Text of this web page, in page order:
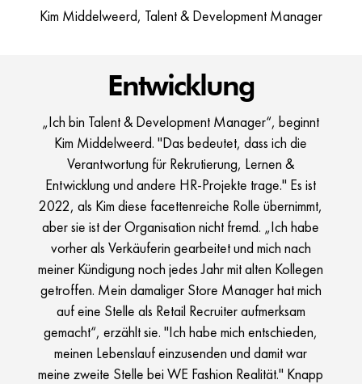
Kim Middelweerd, Talent & Development Manager
Entwicklung
„Ich bin Talent & Development Manager“, beginnt
Kim Middelweerd. "Das bedeutet, dass ich die
Verantwortung für Rekrutierung, Lernen &
Entwicklung und andere HR-Projekte trage." Es ist
2022, als Kim diese facettenreiche Rolle übernimmt,
aber sie ist der Organisation nicht fremd. „Ich habe
vorher als Verkäuferin gearbeitet und mich nach
meiner Kündigung noch jedes Jahr mit alten Kollegen
getroffen. Mein damaliger Store Manager hat mich
auf eine Stelle als Retail Recruiter aufmerksam
gemacht“, erzählt sie. "Ich habe mich entschieden,
meinen Lebenslauf einzusenden und damit war
meine zweite Stelle bei WE Fashion Realität." Knapp